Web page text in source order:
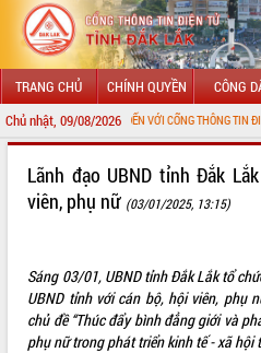
TRANG CHỦ CHÍNH QUYỀN CÔNG
Chủ nhật, 09/08/2026
MỪNG ĐẾN VỚI CỔNG THÔNG TIN ĐIỆN TỬ TỈNH
LÃNH ĐẠO UBND TỈNH
SỞ, BAN, NGÀNH
UBND CÁC XÃ, PHƯỜNG
Lãnh đạo UBND tỉnh Đắk
viên, phụ nữ (03/01/2025, 13:15)
Sáng 03/01, UBND tỉnh Đắk Lắk tổ
UBND tỉnh với cán bộ, hội viên, phụ
chủ đề “Thúc đẩy bình đẳng giới và
phụ nữ trong phát triển kinh tế - xã hội